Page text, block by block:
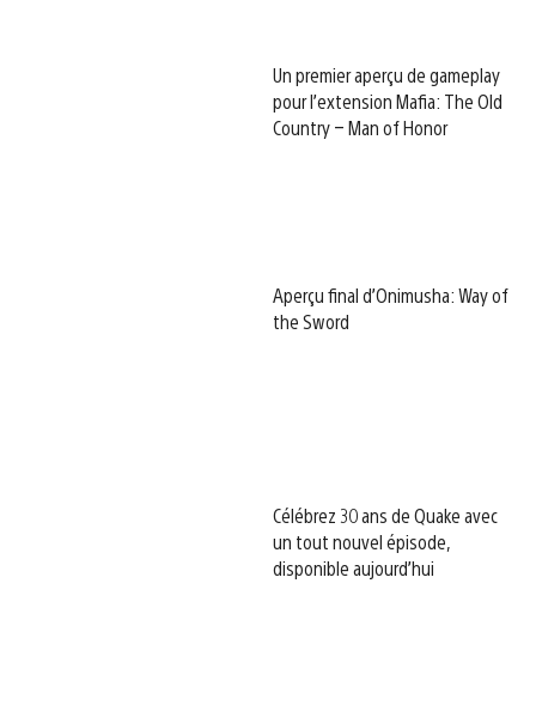
Un premier aperçu de gameplay
pour l’extension Mafia: The Old
Country – Man of Honor
Aperçu final d’Onimusha: Way of
the Sword
Célébrez 30 ans de Quake avec
un tout nouvel épisode,
disponible aujourd’hui